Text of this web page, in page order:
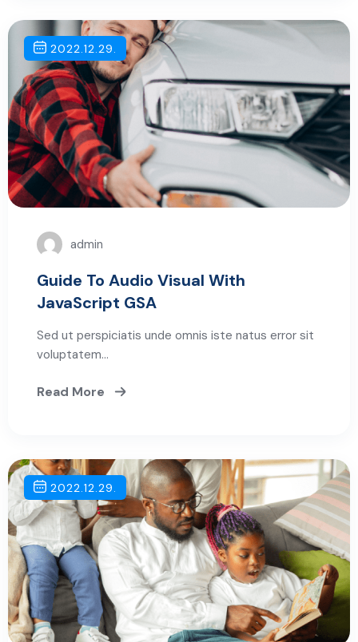
2022.12.29.
admin
Guide To Audio Visual With
JavaScript GSA
Sed ut perspiciatis unde omnis iste natus error sit
voluptatem…
Read More
2022.12.29.